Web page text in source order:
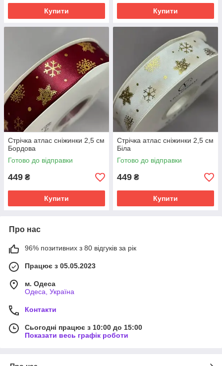
Купити Купити
Стрічка атлас сніжинки 2,5 см
Бордова
Готово до відправки
449 ₴
Купити
Стрічка атлас сніжинки 2,5 см
Біла
Готово до відправки
449 ₴
Купити
Про нас
96% позитивних з 80 відгуків за рік
Працює з 05.05.2023
м. Одеса
Одеса, Україна
Контакти
Сьогодні працює з 10:00 до 15:00
Показати весь графік роботи